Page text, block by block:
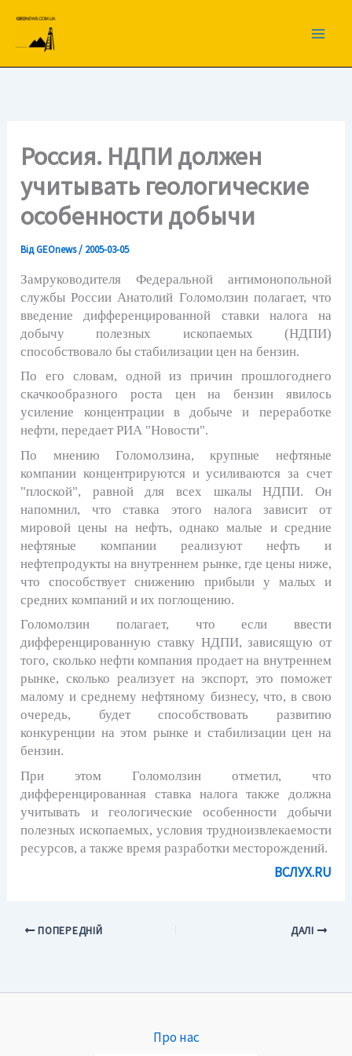
вмісту
Россия. НДПИ должен
учитывать геологические
особенности добычи
ВідGEOnews/ 2005-03-05
Замруководителя Федеральной антимонопольной
службы России Анатолий Голомолзин полагает, что
введение дифференцированной ставки налога на
добычу полезных ископаемых (НДПИ)
способствовало бы стабилизации цен на бензин.
По его словам, одной из причин прошлогоднего
скачкообразного роста цен на бензин явилось
усиление концентрации в добыче и переработке
нефти, передает РИА "Новости".
По мнению Голомолзина, крупные нефтяные
компании концентрируются и усиливаются за счет
"плоской", равной для всех шкалы НДПИ. Он
напомнил, что ставка этого налога зависит от
мировой цены на нефть, однако малые и средние
нефтяные компании реализуют нефть и
нефтепродукты на внутреннем рынке, где цены ниже,
что способствует снижению прибыли у малых и
средних компаний и их поглощению.
Голомолзин полагает, что если ввести
дифференцированную ставку НДПИ, зависящую от
того, сколько нефти компания продает на внутреннем
рынке, сколько реализует на экспорт, это поможет
малому и среднему нефтяному бизнесу, что, в свою
очередь, будет способствовать развитию
конкуренции на этом рынке и стабилизации цен на
бензин.
При этом Голомолзин отметил, что
дифференцированная ставка налога также должна
учитывать и геологические особенности добычи
полезных ископаемых, условия трудноизвлекаемости
ресурсов, а также время разработки месторождений.
ВСЛУХ.RU
ПОПЕРЕДНІЙ ДАЛІ
Про нас